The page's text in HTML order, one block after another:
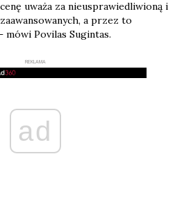
uważa za nieusprawiedliwioną i
a przez to
Povilas Sugintas.
REKLAMA
ad